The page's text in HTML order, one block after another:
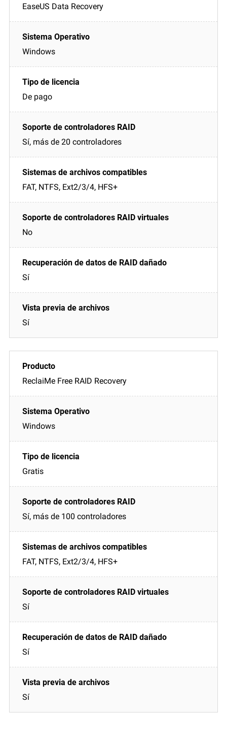
EaseUS Data Recovery
Windows
De pago
Sí, más de 20 controladores
FAT, NTFS, Ext2/3/4, HFS+
No
Sí
Sí
ReclaiMe Free RAID Recovery
Windows
Gratis
Sí, más de 100 controladores
FAT, NTFS, Ext2/3/4, HFS+
Sí
Sí
Sí